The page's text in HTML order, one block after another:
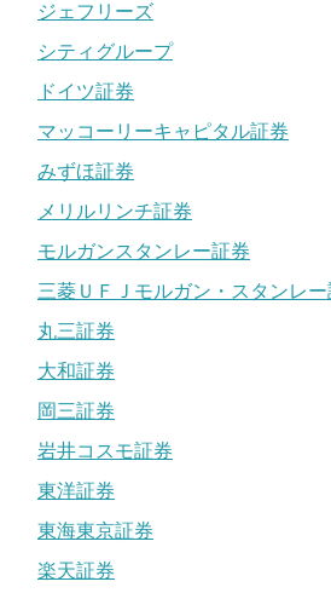
ジェフリーズ
シティグループ
ドイツ証券
マッコーリーキャピタル証券
みずほ証券
メリルリンチ証券
モルガンスタンレー証券
三菱ＵＦＪモルガン・スタンレー
丸三証券
大和証券
岡三証券
岩井コスモ証券
東洋証券
東海東京証券
楽天証券